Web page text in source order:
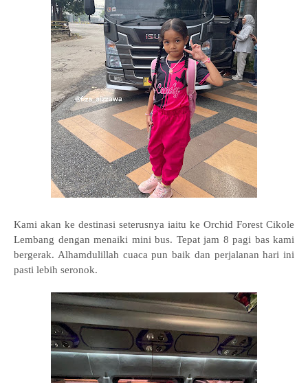
Kami akan ke destinasi seterusnya iaitu ke Orchid Forest Cikole
Lembang dengan menaiki mini bus. Tepat jam 8 pagi bas kami
bergerak. Alhamdulillah cuaca pun baik dan perjalanan hari ini
pasti lebih seronok.